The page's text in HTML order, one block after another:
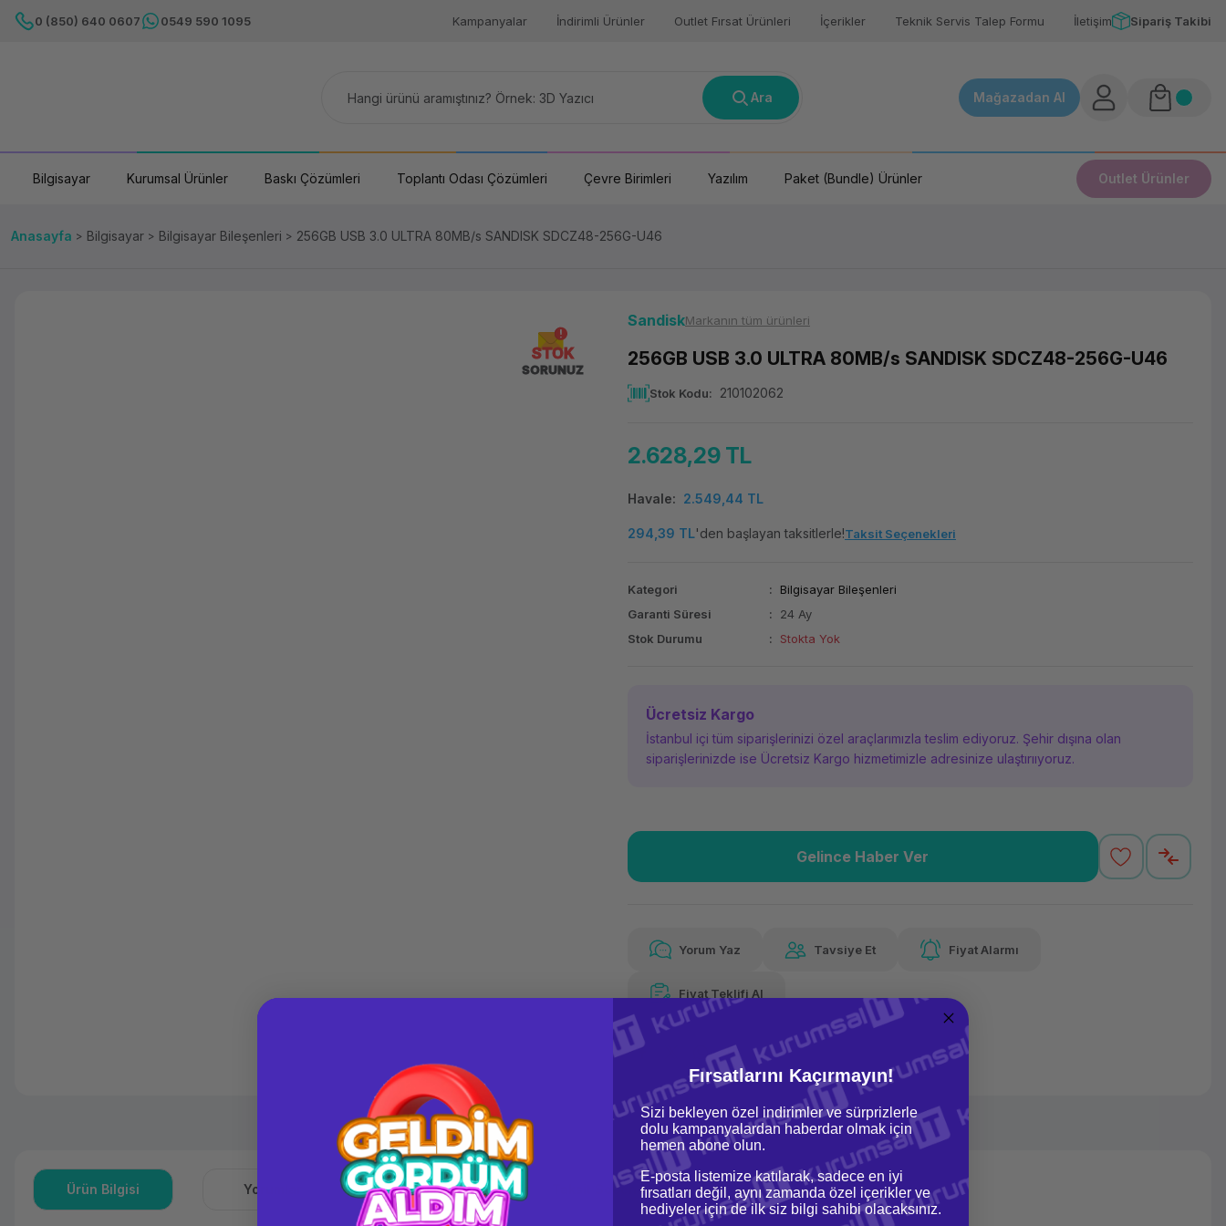
0 (850) 640 0607 0549 590 1095 Kampanyalar İndirimli Ürünler Outlet Fırsat Ürünleri İçerikler Teknik Servis Talep Formu İletişim Sipariş Takibi
Ara Mağazadan Al
Bilgisayar Kurumsal Ürünler Baskı Çözümleri Toplantı Odası Çözümleri Çevre Birimleri Yazılım Paket (Bundle) Ürünler Outlet Ürünler
Anasayfa Bilgisayar Bilgisayar Bileşenleri 256GB USB 3.0 ULTRA 80MB/s SANDISK SDCZ48-256G-U46
STOK
SORUNUZ
SandiskMarkanın tüm ürünleri
256GB USB 3.0 ULTRA 80MB/s SANDISK SDCZ48-256G-U46
Stok Kodu 210102062
2.628,29 TL
Havale 2.549,44 TL
294,39 TL'den başlayan taksitlerle!Taksit Seçenekleri
Kategori
Bilgisayar Bileşenleri
Garanti Süresi
24 Ay
Stok Durumu
Stokta Yok
Ücretsiz Kargo
İstanbul içi tüm siparişlerinizi özel araçlarımızla teslim ediyoruz. Şehir dışına olan
siparişlerinizde ise Ücretsiz Kargo hizmetimizle adresinize ulaştırııyoruz.
294,39 TL x 12
Aya varan taksit
Havalelerde
Özel indirim fırsatı
Gelince Haber Ver
Yorum Yaz Tavsiye Et Fiyat Alarmı
Fiyat Teklifi Al
Ürün Bilgisi Yorumlar Soru & Cevap Taksit Seçenekleri
Fırsatlarını Kaçırmayın!
Sizi bekleyen özel indirimler ve sürprizlerle
dolu kampanyalardan haberdar olmak için
hemen abone olun.
E-posta listemize katılarak, sadece en iyi
fırsatları değil, aynı zamanda özel içerikler ve
hediyeler için de ilk siz bilgi sahibi olacaksınız.